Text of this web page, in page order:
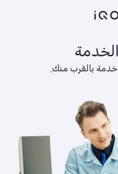
بالقرب منك.